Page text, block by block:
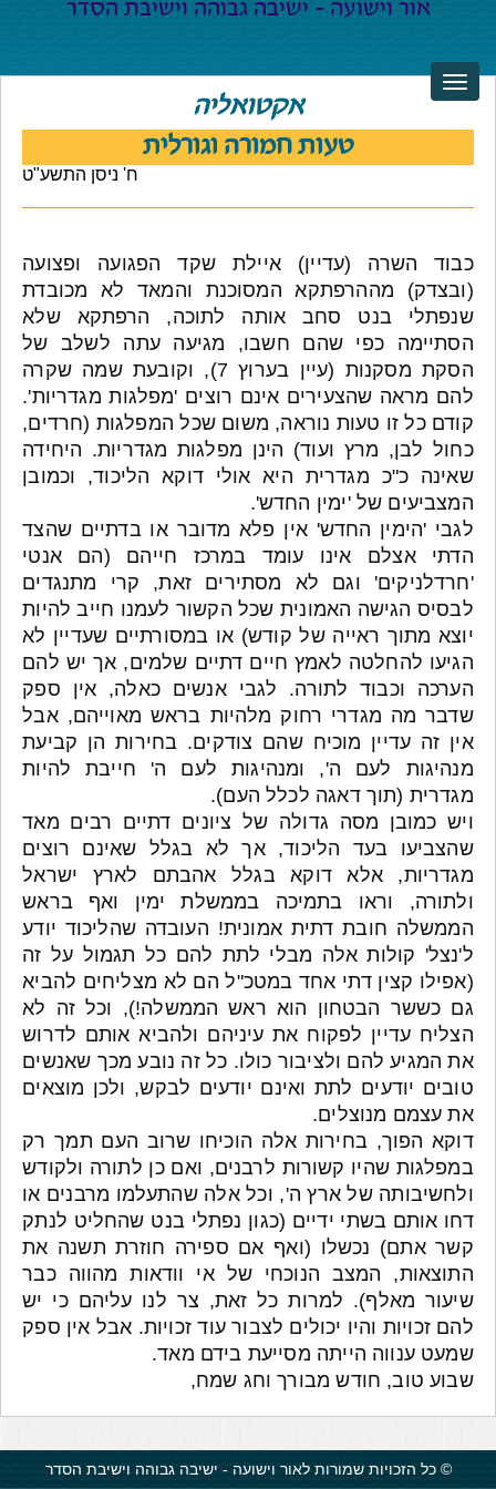
אקטואליה
טעות חמורה וגורלית
ח' ניסן התשע"ט
כבוד השרה (עדיין) איילת שקד הפגועה ופצועה
(ובצדק) מההרפתקא המסוכנת והמאד לא מכובדת
שנפתלי בנט סחב אותה לתוכה, הרפתקא שלא
הסתיימה כפי שהם חשבו, מגיעה עתה לשלב של
הסקת מסקנות (עיין בערוץ 7), וקובעת שמה שקרה
להם מראה שהצעירים אינם רוצים 'מפלגות מגדריות'.
קודם כל זו טעות נוראה, משום שכל המפלגות (חרדים,
כחול לבן, מרץ ועוד) הינן מפלגות מגדריות. היחידה
שאינה כ"כ מגדרית היא אולי דוקא הליכוד, וכמובן
המצביעים של 'ימין החדש'.
לגבי 'הימין החדש' אין פלא מדובר או בדתיים שהצד
הדתי אצלם אינו עומד במרכז חייהם (הם אנטי
'חרדלניקים' וגם לא מסתירים זאת, קרי מתנגדים
לבסיס הגישה האמונית שכל הקשור לעמנו חייב להיות
יוצא מתוך ראייה של קודש) או במסורתיים שעדיין לא
הגיעו להחלטה לאמץ חיים דתיים שלמים, אך יש להם
הערכה וכבוד לתורה. לגבי אנשים כאלה, אין ספק
שדבר מה מגדרי רחוק מלהיות בראש מאוייהם, אבל
אין זה עדיין מוכיח שהם צודקים. בחירות הן קביעת
מנהיגות לעם ה', ומנהיגות לעם ה' חייבת להיות
מגדרית (תוך דאגה לכלל העם).
ויש כמובן מסה גדולה של ציונים דתיים רבים מאד
שהצביעו בעד הליכוד, אך לא בגלל שאינם רוצים
מגדריות, אלא דוקא בגלל אהבתם לארץ ישראל
ולתורה, וראו בתמיכה בממשלת ימין ואף בראש
הממשלה חובת דתית אמונית! העובדה שהליכוד יודע
ל'נצל' קולות אלה מבלי לתת להם כל תגמול על זה
(אפילו קצין דתי אחד במטכ"ל הם לא מצליחים להביא
גם כששר הבטחון הוא ראש הממשלה!), וכל זה לא
הצליח עדיין לפקוח את עיניהם ולהביא אותם לדרוש
את המגיע להם ולציבור כולו. כל זה נובע מכך שאנשים
טובים יודעים לתת ואינם יודעים לבקש, ולכן מוצאים
את עצמם מנוצלים.
דוקא הפוך, בחירות אלה הוכיחו שרוב העם תמך רק
במפלגות שהיו קשורות לרבנים, ואם כן לתורה ולקודש
ולחשיבותה של ארץ ה', וכל אלה שהתעלמו מרבנים או
דחו אותם בשתי ידיים (כגון נפתלי בנט שהחליט לנתק
קשר אתם) נכשלו (ואף אם ספירה חוזרת תשנה את
התוצאות, המצב הנוכחי של אי וודאות מהווה כבר
שיעור מאלף). למרות כל זאת, צר לנו עליהם כי יש
להם זכויות והיו יכולים לצבור עוד זכויות. אבל אין ספק
שמעט ענווה הייתה מסייעת בידם מאד.
שבוע טוב, חודש מבורך וחג שמח,
© כל הזכויות שמורות לאור וישועה - ישיבה גבוהה וישיבת הסדר